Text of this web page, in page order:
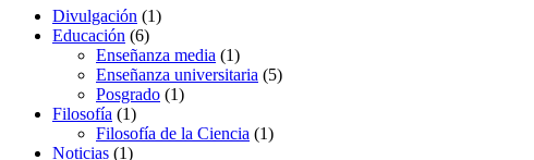
Divulgación (1)
Educación (6)
Enseñanza media (1)
Enseñanza universitaria (5)
Posgrado (1)
Filosofía (1)
Filosofía de la Ciencia (1)
Noticias (1)